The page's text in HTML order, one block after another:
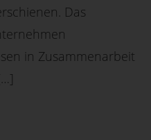
Das
in Zusammenarbeit